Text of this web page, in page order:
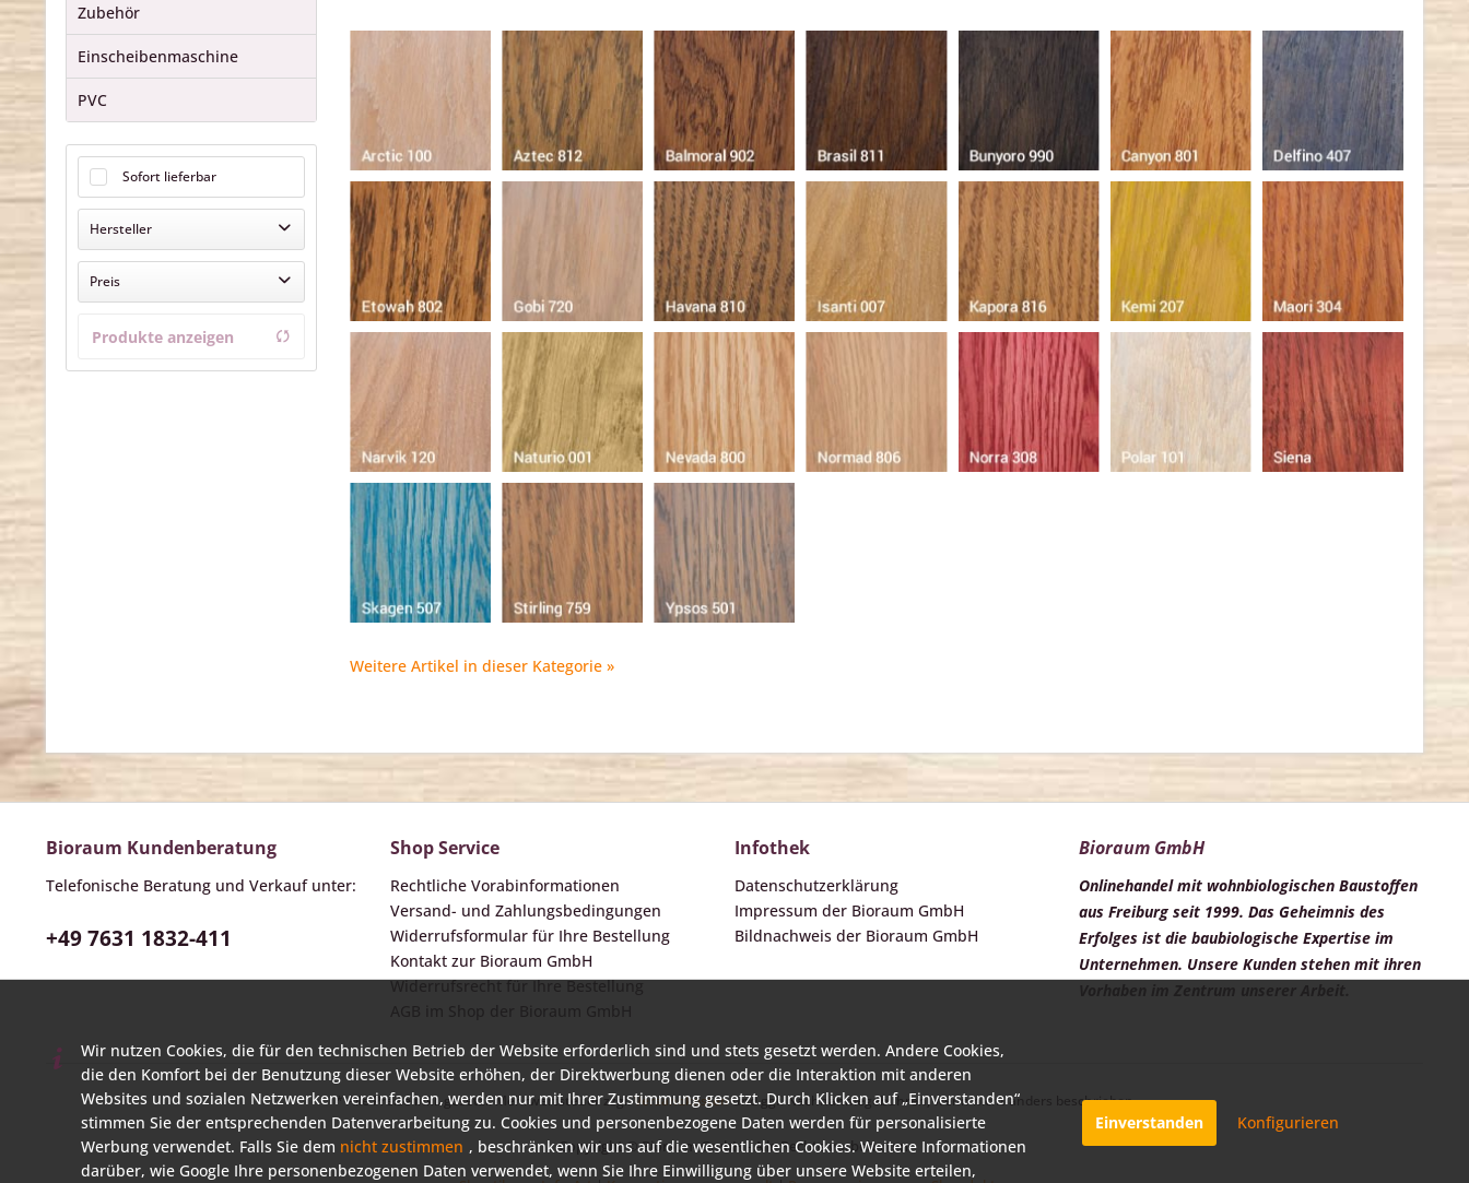
Zubehör
Einscheibenmaschine
PVC
Sofort lieferbar
Hersteller
Preis
bis
Produkte anzeigen
Weitere Artikel in dieser Kategorie »
Bioraum Kundenberatung
Telefonische Beratung und Verkauf unter:
+49 7631 1832-411
Shop Service
Rechtliche Vorabinformationen
Versand- und Zahlungsbedingungen
Widerrufsformular für Ihre Bestellung
Kontakt zur Bioraum GmbH
Widerrufsrecht für Ihre Bestellung
Infothek
Datenschutzerklärung
Impressum der Bioraum GmbH
Bildnachweis der Bioraum GmbH
Bioraum GmbH
Onlinehandel mit wohnbiologischen Baustoffen
aus Freiburg seit 1999. Das Geheimnis des
Erfolges ist die baubiologische Expertise im
Unternehmen. Unsere Kunden stehen mit ihren
* Alle Preise inkl. gesetzl. Mehrwertsteuer zzgl.Versandkostenund ggf. Nachnahmegebühren, wenn nicht anders beschrieben
Copyright © Bioraum GmbH - Alle Rechte vorbehalten.
Wir nutzen Cookies, die für den technischen Betrieb der Website erforderlich sind und stets gesetzt werden. Andere Cookies,
die den Komfort bei der Benutzung dieser Website erhöhen, der Direktwerbung dienen oder die Interaktion mit anderen
Websites und sozialen Netzwerken vereinfachen, werden nur mit Ihrer Zustimmung gesetzt. Durch Klicken auf „Einverstanden“
stimmen Sie der entsprechenden Datenverarbeitung zu. Cookies und personenbezogene Daten werden für personalisierte
Werbung verwendet. Falls Sie dem nicht zustimmen , beschränken wir uns auf die wesentlichen Cookies. Weitere Informationen
darüber, wie Google Ihre personenbezogenen Daten verwendet, wenn Sie Ihre Einwilligung über unsere Website erteilen,
Einverstanden Konfigurieren